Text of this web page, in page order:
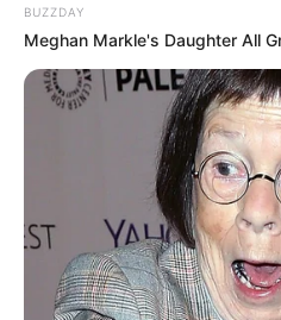
BUZZDAY
Meghan Markle's Daughter All